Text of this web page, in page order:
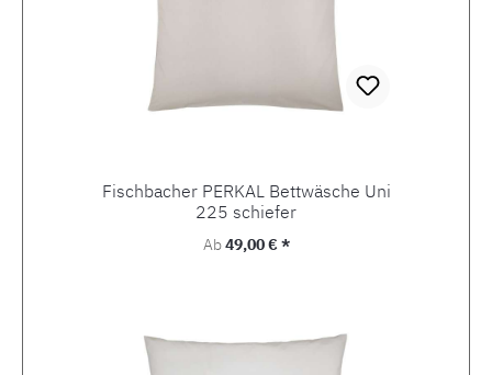
Fischbacher PERKAL Bettwäsche Uni
225 schiefer
Regulärer Preis:
Ab49,00 € *